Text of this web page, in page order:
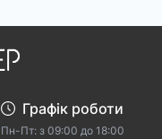
Графік роботи
Пн-Пт: з 09:00 дo 18:00